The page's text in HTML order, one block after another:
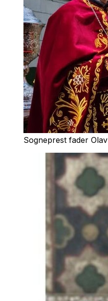
Sogneprest fader Olav